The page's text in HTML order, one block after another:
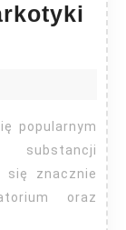
się znacznie
oraz